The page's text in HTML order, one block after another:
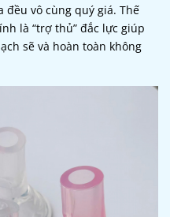
vô cùng quý giá. Thế
là “trợ thủ” đắc lực giúp
sẽ và hoàn toàn không